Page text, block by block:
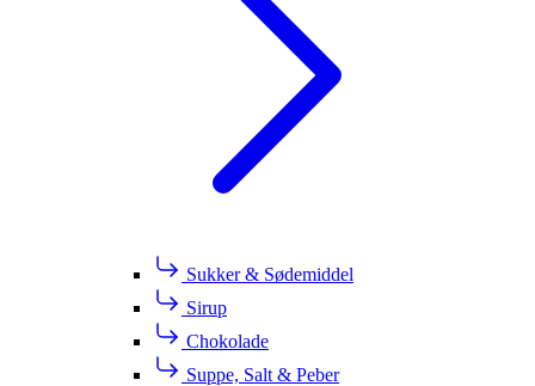
Sukker & Sødemiddel
Sirup
Chokolade
Suppe, Salt & Peber